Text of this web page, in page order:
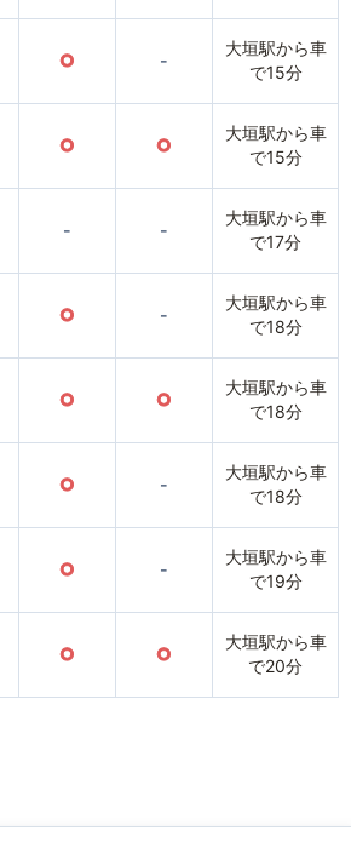
○ -
大垣駅から車
で15分
○ ○
大垣駅から車
で15分
- -
大垣駅から車
で17分
○ -
大垣駅から車
で18分
○ ○
大垣駅から車
で18分
○ -
大垣駅から車
で18分
○ -
大垣駅から車
で19分
○ ○
大垣駅から車
で20分